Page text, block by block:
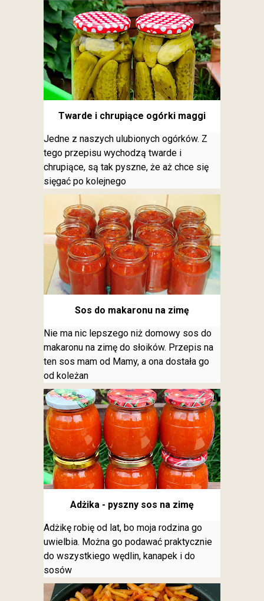
Twarde i chrupiące ogórki maggi
Jedne z naszych ulubionych ogórków. Z
tego przepisu wychodzą twarde i
chrupiące, są tak pyszne, że aż chce się
sięgać po kolejnego
Sos do makaronu na zimę
Nie ma nic lepszego niż domowy sos do
makaronu na zimę do słoików. Przepis na
ten sos mam od Mamy, a ona dostała go
od koleżan
Adżika - pyszny sos na zimę
Adżikę robię od lat, bo moja rodzina go
uwielbia. Można go podawać praktycznie
do wszystkiego wędlin, kanapek i do
sosów